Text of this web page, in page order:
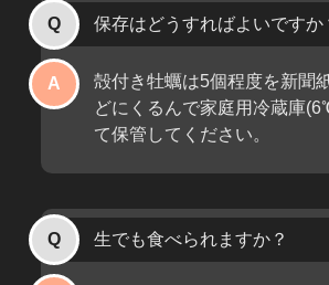
保存はどうすればよいですか
殻付き牡蠣は5個程度を新聞
どにくるんで家庭用冷蔵庫
て保管してください。
生でも食べられますか？